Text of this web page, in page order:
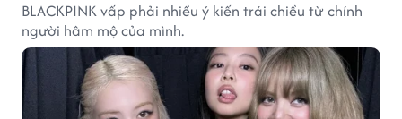
BLACKPINK vấp phải nhiều ý kiến trái chiều từ chính
người hâm mộ của mình.